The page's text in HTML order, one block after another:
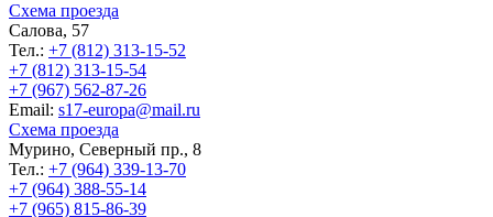
Схема проезда
Салова, 57
Тел.: +7 (812) 313-15-52
+7 (812) 313-15-54
+7 (967) 562-87-26
Еmail: s17-europa@mail.ru
Схема проезда
Мурино, Северный пр., 8
Тел.: +7 (964) 339-13-70
+7 (964) 388-55-14
+7 (965) 815-86-39